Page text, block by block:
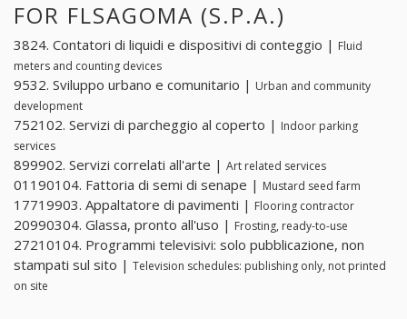
FOR FLSAGOMA (S.P.A.)
3824. Contatori di liquidi e dispositivi di conteggio | Fluid
meters and counting devices
9532. Sviluppo urbano e comunitario | Urban and community
development
752102. Servizi di parcheggio al coperto | Indoor parking
services
899902. Servizi correlati all'arte | Art related services
01190104. Fattoria di semi di senape | Mustard seed farm
17719903. Appaltatore di pavimenti | Flooring contractor
20990304. Glassa, pronto all'uso | Frosting, ready-to-use
27210104. Programmi televisivi: solo pubblicazione, non
stampati sul sito | Television schedules: publishing only, not printed
on site